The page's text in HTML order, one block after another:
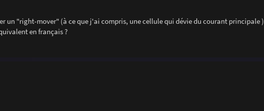
un "right-mover" (à ce que j'ai compris, une cellule qui dévie du courant principale )
en français ?